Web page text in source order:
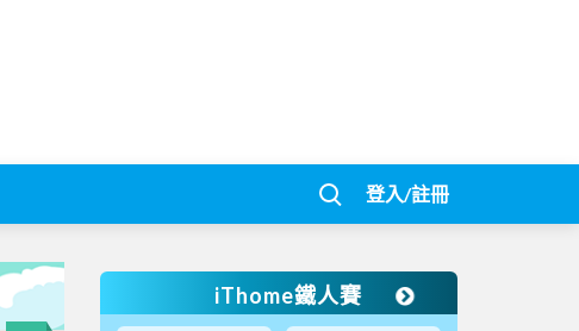
登入/註冊
iThome鐵人賽